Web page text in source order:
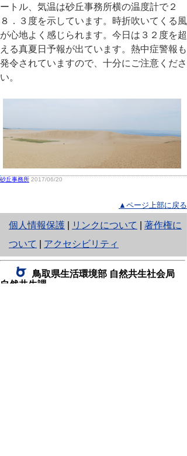
ートル、気温は砂丘事務所横の温度計で２
８．３度を示しています。時折吹いてくる風
が心地よく感じられます。今日は３２度を超
える真夏日予報が出ています。熱中症警報も
発令されていますので、十分にご注意くださ
い。
砂丘事務所 2017/06/20
▲ページ上部に戻る
個人情報保護
と
り
ネ
ッ
リンクについて
著作権に
ついて
アクセシビリティ
鳥取県生活環境部 自然共生社会局
自然共生課